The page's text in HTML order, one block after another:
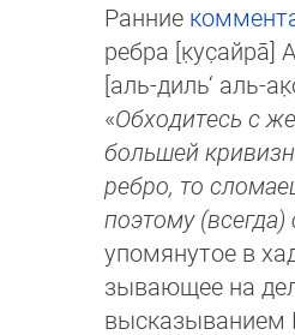
Ранние
ребра [к̣ус̣айра̄]
[аль-диль‘ аль-
«Обходитесь с
боль­шей
реб­ро, то
по­это­му
упо­мя­нутое в
зывающее на
высказы­ванием